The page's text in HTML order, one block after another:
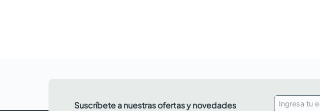
Suscríbete a nuestras ofertas y novedades